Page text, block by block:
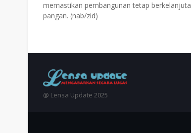
memastikan pembangunan tetap
pangan. (nab/zid)
@ Lensa Update 2025